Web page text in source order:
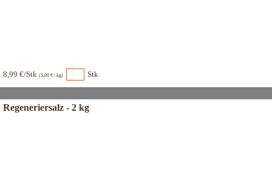
8,99 €/Stk (5,99 € / kg) Stk
Regeneriersalz - 2 kg